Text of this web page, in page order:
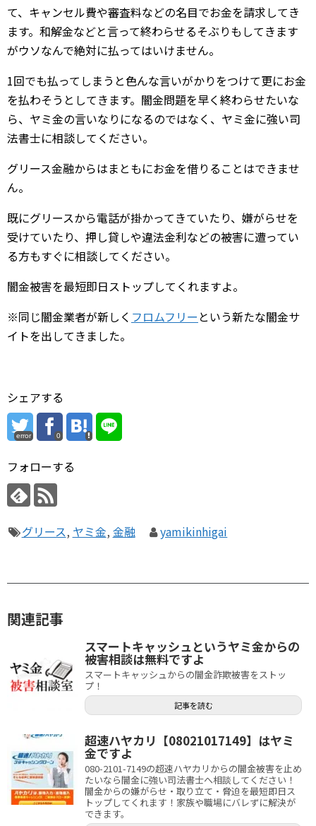
て、キャンセル費や審査料などの名目でお金を請求してき
ます。和解金などと言って終わらせるそぶりもしてきます
がウソなんで絶対に払ってはいけません。
1回でも払ってしまうと色んな言いがかりをつけて更にお金
を払わそうとしてきます。闇金問題を早く終わらせたいな
ら、ヤミ金の言いなりになるのではなく、ヤミ金に強い司
法書士に相談してください。
グリース金融からはまともにお金を借りることはできませ
ん。
既にグリースから電話が掛かってきていたり、嫌がらせを
受けていたり、押し貸しや違法金利などの被害に遭ってい
る方もすぐに相談してください。
闇金被害を最短即日ストップしてくれますよ。
※同じ闇金業者が新しく フロムフリー という新たな闇金サ
イトを出してきました。
シェアする
error 0
フォローする
グリース, ヤミ金, 金融 yamikinhigai
関連記事
スマートキャッシュというヤミ金からの
被害相談は無料ですよ
スマートキャッシュからの闇金詐欺被害をストッ
プ！
記事を読む
超速ハヤカリ【08021017149】はヤミ
金ですよ
080-2101-7149の超速ハヤカリからの闇金被害を止め
たいなら闇金に強い司法書士へ相談してください！
闇金からの嫌がらせ・取り立て・脅迫を最短即日ス
トップしてくれます！家族や職場にバレずに解決が
できます。